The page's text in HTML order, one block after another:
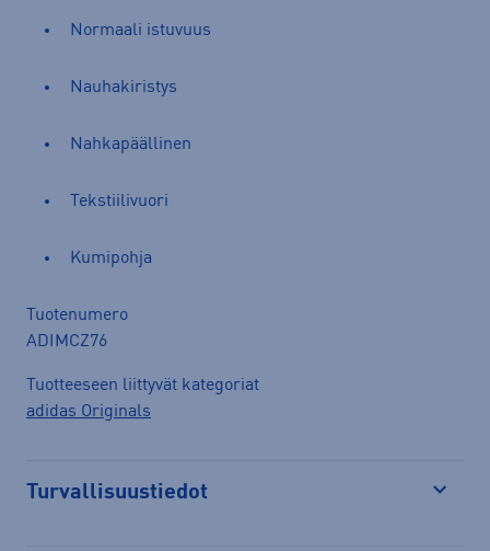
Normaali istuvuus
Nauhakiristys
Nahkapäällinen
Tekstiilivuori
Kumipohja
Tuotenumero
ADIMCZ76
Tuotteeseen liittyvät kategoriat
adidas Originals
Turvallisuustiedot